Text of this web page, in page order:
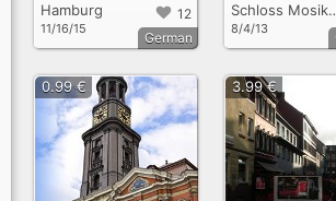
12
Hamburg
11/16/15
German
Schloss
8/4/13
0.99 € 3.99 €